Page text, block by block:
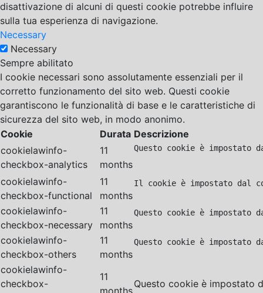
disattivazione di alcuni di questi cookie potrebbe influire
sulla tua esperienza di navigazione.
Necessary
Necessary
Sempre abilitato
I cookie necessari sono assolutamente essenziali per il
corretto funzionamento del sito web. Questi cookie
garantiscono le funzionalità di base e le caratteristiche di
sicurezza del sito web, in modo anonimo.
Cookie
Durata Descrizione
cookielawinfo-
checkbox-analytics
11
months
Questo cookie è
cookielawinfo-
checkbox-functional
11
months
Il cookie è impostato dal
cookielawinfo-
checkbox-necessary
11
months
Questo cookie è impostato
cookielawinfo-
checkbox-others
11
months
Questo cookie è
cookielawinfo-
checkbox-
11
months
Questo cookie è impostato